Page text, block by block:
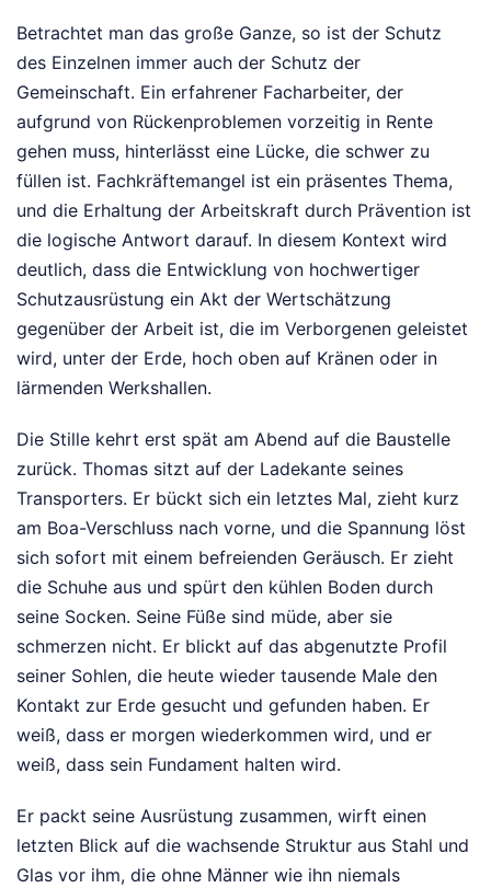
Betrachtet man das große Ganze, so ist der Schutz
des Einzelnen immer auch der Schutz der
Gemeinschaft. Ein erfahrener Facharbeiter, der
aufgrund von Rückenproblemen vorzeitig in Rente
gehen muss, hinterlässt eine Lücke, die schwer zu
füllen ist. Fachkräftemangel ist ein präsentes Thema,
und die Erhaltung der Arbeitskraft durch Prävention ist
die logische Antwort darauf. In diesem Kontext wird
deutlich, dass die Entwicklung von hochwertiger
Schutzausrüstung ein Akt der Wertschätzung
gegenüber der Arbeit ist, die im Verborgenen geleistet
wird, unter der Erde, hoch oben auf Kränen oder in
lärmenden Werkshallen.
Die Stille kehrt erst spät am Abend auf die Baustelle
zurück. Thomas sitzt auf der Ladekante seines
Transporters. Er bückt sich ein letztes Mal, zieht kurz
am Boa-Verschluss nach vorne, und die Spannung löst
sich sofort mit einem befreienden Geräusch. Er zieht
die Schuhe aus und spürt den kühlen Boden durch
seine Socken. Seine Füße sind müde, aber sie
schmerzen nicht. Er blickt auf das abgenutzte Profil
seiner Sohlen, die heute wieder tausende Male den
Kontakt zur Erde gesucht und gefunden haben. Er
weiß, dass er morgen wiederkommen wird, und er
weiß, dass sein Fundament halten wird.
Er packt seine Ausrüstung zusammen, wirft einen
letzten Blick auf die wachsende Struktur aus Stahl und
Glas vor ihm, die ohne Männer wie ihn niemals